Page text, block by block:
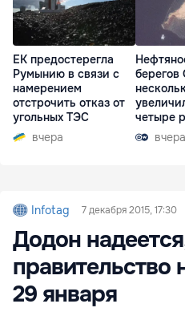
ЕК предостерегла
Румынию в связи с
намерением
отстрочить отказ от
угольных ТЭС
вчера
берегов
четыре
вчера
Infotag 7 декабря 2015, 17:30
Додон
правительство
29 января